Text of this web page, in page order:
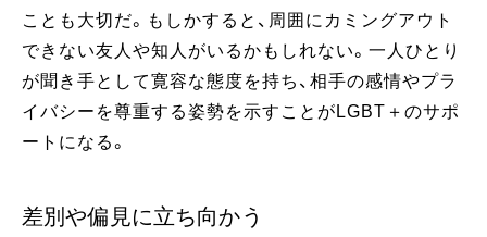
ことも大切だ。もしかすると、周囲にカミングアウト
できない友人や知人がいるかもしれない。一人ひとり
が聞き手として寛容な態度を持ち、相手の感情やプラ
イバシーを尊重する姿勢を示すことがLGBT＋のサポ
ートになる。
差別や偏見に立ち向かう